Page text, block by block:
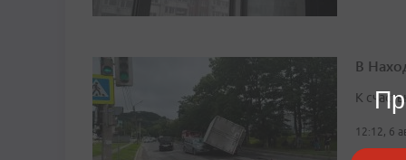
В
К
12:12, 6